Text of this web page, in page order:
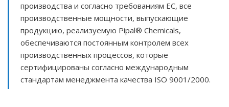
производства и согласно требованиям ЕС, все
производственные мощности, выпускающие
продукцию, реализуемую Pipal® Chemicals,
обеспечиваются постоянным контролем всех
производственных процессов, которые
сертифицированы согласно международным
стандартам менеджмента качества ISO 9001/2000.